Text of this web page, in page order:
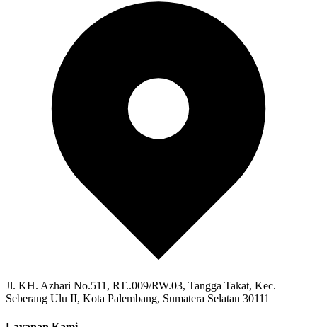
Jl. KH. Azhari No.511, RT..009/RW.03, Tangga Takat, Kec.
Seberang Ulu II, Kota Palembang, Sumatera Selatan 30111